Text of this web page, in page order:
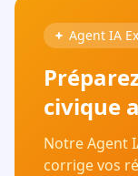
Agent IA
civique
Notre Agent
corrige vos